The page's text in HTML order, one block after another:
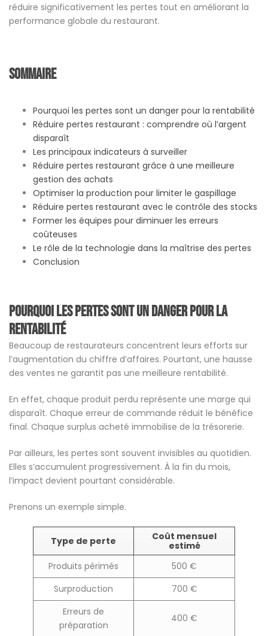
réduire significativement les pertes tout en améliorant la
performance globale du restaurant.
Sommaire
Pourquoi les pertes sont un danger pour la rentabilité
Réduire pertes restaurant : comprendre où l’argent
disparaît
Les principaux indicateurs à surveiller
Réduire pertes restaurant grâce à une meilleure
gestion des achats
Optimiser la production pour limiter le gaspillage
Réduire pertes restaurant avec le contrôle des stocks
Former les équipes pour diminuer les erreurs
coûteuses
Le rôle de la technologie dans la maîtrise des pertes
Conclusion
Pourquoi les pertes sont un danger pour la
rentabilité
Beaucoup de restaurateurs concentrent leurs efforts sur
l’augmentation du chiffre d’affaires. Pourtant, une hausse
des ventes ne garantit pas une meilleure rentabilité.
En effet, chaque produit perdu représente une marge qui
disparaît. Chaque erreur de commande réduit le bénéfice
final. Chaque surplus acheté immobilise de la trésorerie.
Par ailleurs, les pertes sont souvent invisibles au quotidien.
Elles s’accumulent progressivement. À la fin du mois,
l’impact devient pourtant considérable.
Prenons un exemple simple.
Type de perte
Coût mensuel
estimé
Produits périmés
500 €
Surproduction
700 €
Erreurs de
préparation
400 €